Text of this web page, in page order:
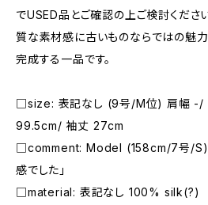
でUSED品とご確認の上ご検討くださ
質な素材感に古いものならではの魅力
完成する一品です。
□size: 表記なし (9号/M位) 肩幅 -/
99.5cm/ 袖丈 27cm
□comment: Model (158cm/7号/S)
感でした」
□material: 表記なし 100% silk(?)